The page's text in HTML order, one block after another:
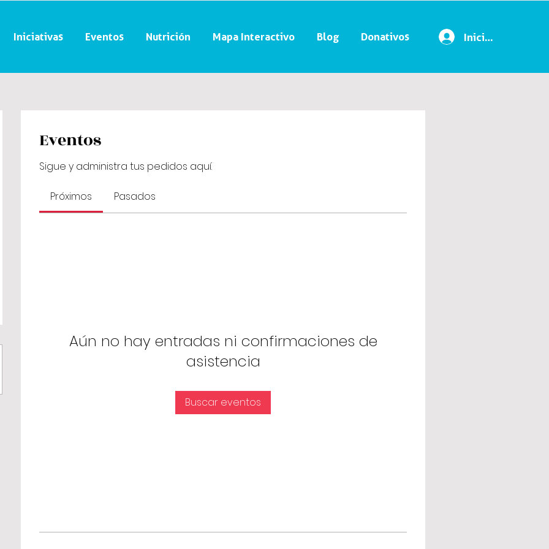
Iniciativas Eventos Nutrición Mapa Interactivo Blog Donativos Iniciar sesión
Eventos
Sigue y administra tus pedidos aquí.
Próximos Pasados
Aún no hay entradas ni confirmaciones de
asistencia
Buscar eventos